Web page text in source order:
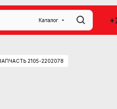
Каталог
2105-2202078